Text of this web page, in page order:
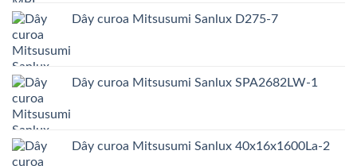
Dây curoa Mitsusumi Sanlux D275-7
Dây curoa Mitsusumi Sanlux SPA2682LW-1
Dây curoa Mitsusumi Sanlux 40x16x1600La-2